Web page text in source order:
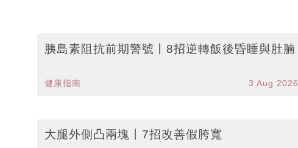
胰島素阻抗前期警號丨8招逆轉飯後昏睡與肚腩
健康指南 3 Aug 2026
大腿外側凸兩塊丨7招改善假胯寬